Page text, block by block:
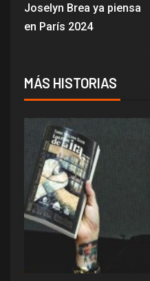
Joselyn Brea ya piensa
en París 2024
MÁS HISTORIAS